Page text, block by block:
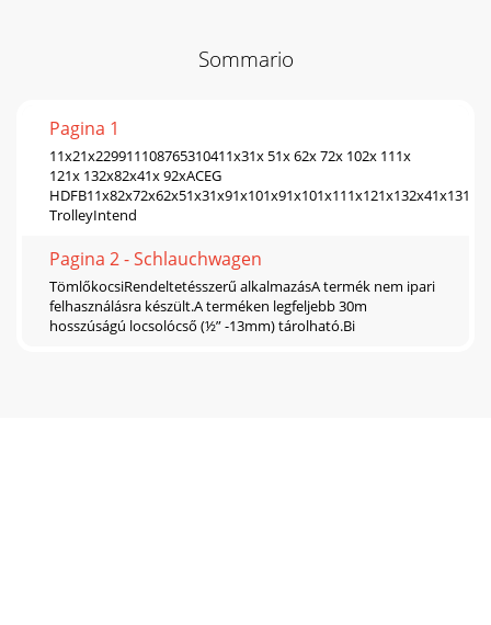
Sommario
Pagina 1
11x21x229911108765310411x31x 51x 62x 72x 102x 111x
121x 132x82x41x 92xACEG
TrolleyIntend
Pagina 2 - Schlauchwagen
TömlőkocsiRendeltetésszerű alkalmazásA termék nem ipari
felhasználásra készült.A terméken legfeljebb 30m
hosszúságú locsolócső (½” -13mm) tárolható.Bi